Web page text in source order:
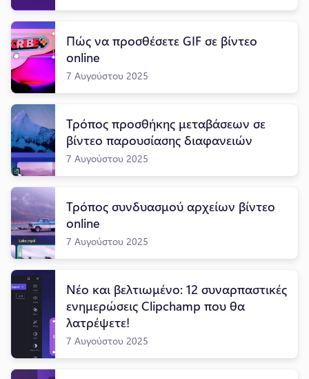
Πώς να προσθέσετε GIF σε βίντεο
online
7 Αυγούστου 2025
Τρόπος προσθήκης μεταβάσεων σε
βίντεο παρουσίασης διαφανειών
7 Αυγούστου 2025
Τρόπος συνδυασμού αρχείων βίντεο
online
7 Αυγούστου 2025
Νέο και βελτιωμένο: 12 συναρπαστικές
ενημερώσεις Clipchamp που θα
λατρέψετε!
7 Αυγούστου 2025